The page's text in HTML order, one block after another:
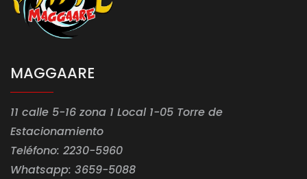
MAGGAARE
11 calle 5-16 zona 1 Local 1-05 Torre de
Estacionamiento
Teléfono: 2230-5960
Whatsapp: 3659-5088